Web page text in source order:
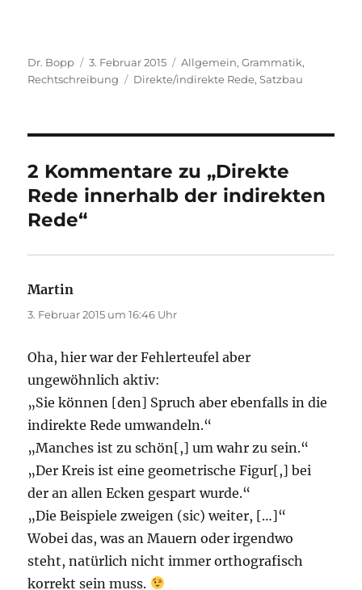
Autor
Dr. Bopp
Veröffentlicht
am
3. Februar 2015 Kategorien
Allgemein,Grammatik,
Rechtschreibung
Schlagwörter
Direkte/indirekte Rede,Satzbau
2 Kommentare zu „Direkte
Rede innerhalb der indirekten
Rede“
Martin
3. Februar 2015 um 16:46 Uhr
Oha, hier war der Fehlerteufel aber
ungewöhnlich aktiv:
„Sie können [den] Spruch aber ebenfalls in die
indirekte Rede umwandeln.“
„Manches ist zu schön[,] um wahr zu sein.“
„Der Kreis ist eine geometrische Figur[,] bei
der an allen Ecken gespart wurde.“
„Die Beispiele zweigen (sic) weiter, […]“
Wobei das, was an Mauern oder irgendwo
steht, natürlich nicht immer orthografisch
korrekt sein muss.